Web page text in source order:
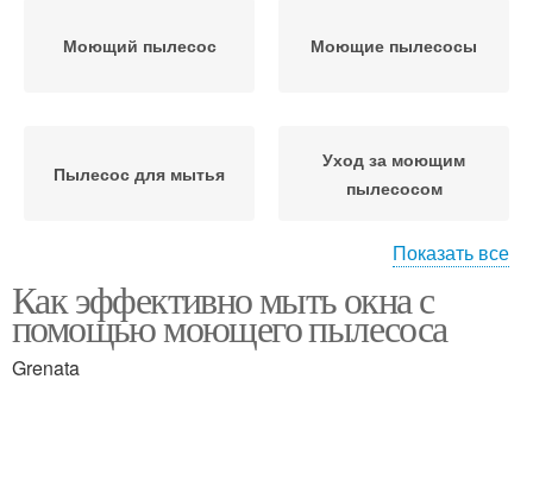
Моющий пылесос Моющие пылесосы
Пылесос для мытья
Уход за моющим
пылесосом
Пылесос без
использования
Показать все
Как эффективно мыть окна с
помощью моющего пылесоса
Grenata